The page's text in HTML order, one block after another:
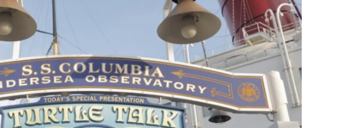
シー・アメリカンウォーターフロントの客船コロンビア号内にあるシアタ